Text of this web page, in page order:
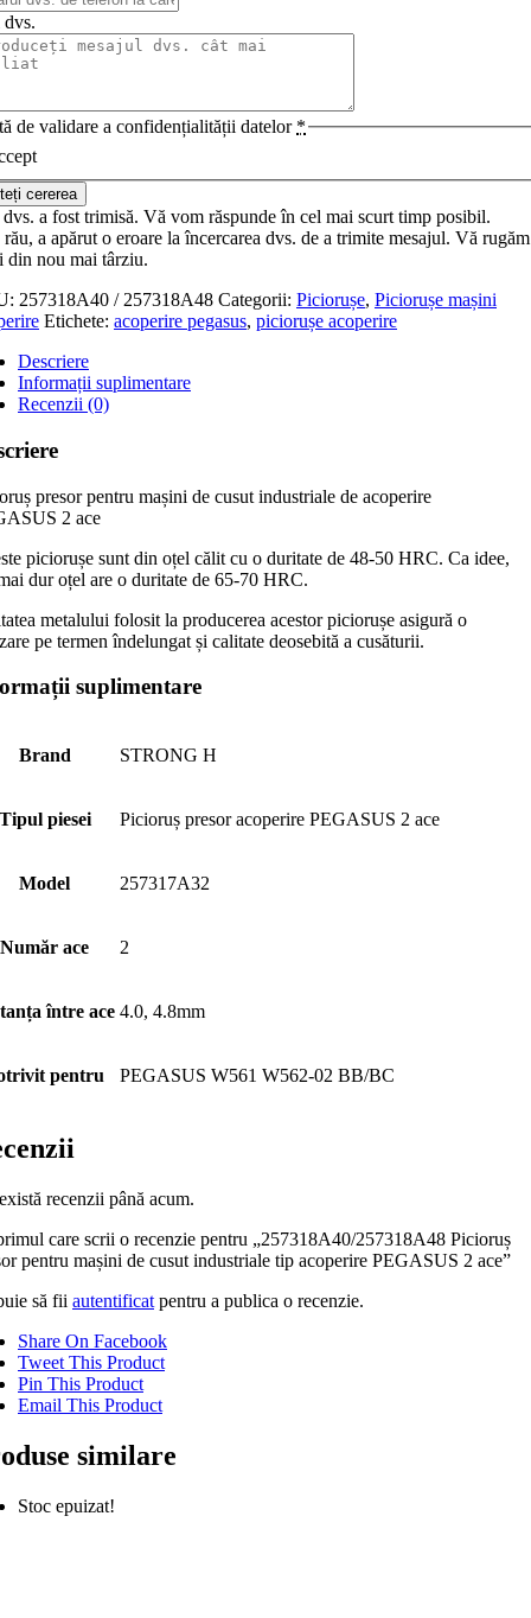
de validare a confidențialității datelor *
cererea
dvs. a fost trimisă. Vă vom răspunde în cel mai scurt timp posibil.
a apărut o eroare la încercarea dvs. de a trimite mesajul. Vă
din nou mai târziu.
257318A40 / 257318A48 Categorii: Piciorușe, Piciorușe mașini
Etichete: acoperire pegasus, piciorușe acoperire
Descriere
Informații suplimentare
Recenzii (0)
presor pentru mașini de cusut industriale de acoperire
2 ace
piciorușe sunt din oțel călit cu o duritate de 48-50 HRC. Ca idee,
dur oțel are o duritate de 65-70 HRC.
metalului folosit la producerea acestor piciorușe asigură o
pe termen îndelungat și calitate deosebită a cusăturii.
suplimentare
Brand STRONG H
piesei Picioruș presor acoperire PEGASUS 2 ace
Model 257317A32
Număr ace 2
între ace 4.0, 4.8mm
pentru PEGASUS W561 W562-02 BB/BC
recenzii până acum.
care scrii o recenzie pentru „257318A40/257318A48 Picioruș
pentru mașini de cusut industriale tip acoperire PEGASUS 2 ace”
să fii autentificat pentru a publica o recenzie.
Share On Facebook
Tweet This Product
Pin This Product
Email This Product
similare
Stoc epuizat!